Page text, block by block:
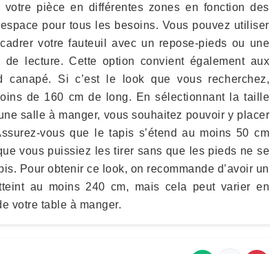
pièce en différentes zones en fonction des
pour tous les besoins. Vous pouvez utiliser
votre fauteuil avec un repose-pieds ou une
lecture. Cette option convient également aux
canapé. Si c’est le look que vous recherchez,
de 160 cm de long. En sélectionnant la taille
salle à manger, vous souhaitez pouvoir y placer
vous que le tapis s’étend au moins 50 cm
vous puissiez les tirer sans que les pieds ne se
Pour obtenir ce look, on recommande d’avoir un
au moins 240 cm, mais cela peut varier en
votre table à manger.